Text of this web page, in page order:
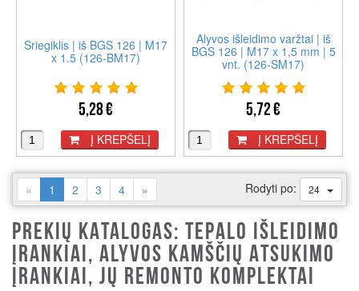
Sriegiklis | iš BGS 126 | M17
x 1.5 (126-BM17)
5,28 €
Į KREPŠELĮ
Alyvos išleidimo varžtai | iš
BGS 126 | M17 x 1,5 mm | 5
vnt. (126-SM17)
5,72 €
Į KREPŠELĮ
« 1 (current)
2 3 4 » Rodyti po: 24
PREKIŲ KATALOGAS: TEPALO IŠLEIDIMO
ĮRANKIAI, ALYVOS KAMŠČIŲ ATSUKIMO
ĮRANKIAI, JŲ REMONTO KOMPLEKTAI